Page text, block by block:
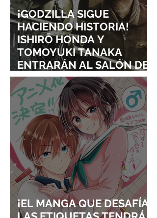
¡GODZILLA SIGUE
HACIENDO HISTORIA!
ISHIRŌ HONDA Y
TOMOYUKI TANAKA
ENTRARÁN AL SALÓN DE
LA FAMA DE LOS EFECTOS
VISUALES
¡EL MANGA QUE DESAFÍA